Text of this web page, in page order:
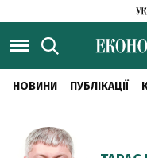
НОВИНИ ПУБЛІКАЦІЇ